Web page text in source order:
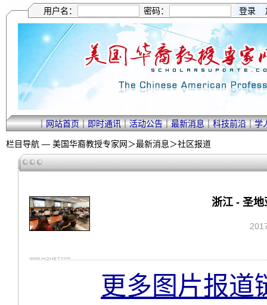
用户名： 密码：
｜网站首页｜即时通讯｜活动公告｜最新消息｜科技前沿｜学
栏目导航 — 美国华裔教授专家网＞最新消息＞社区报道
浙江 - 圣
更多图片报道